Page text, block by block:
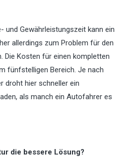
und Gewährleistungszeit kann ein
allerdings zum Problem für den
Die Kosten für einen kompletten
fünfstelligen Bereich. Je nach
droht hier schneller ein
als manch ein Autofahrer es
die bessere Lösung?